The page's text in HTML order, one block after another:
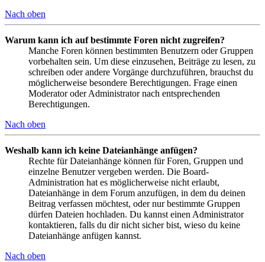
Nach oben
Warum kann ich auf bestimmte Foren nicht zugreifen?
Manche Foren können bestimmten Benutzern oder Gruppen
vorbehalten sein. Um diese einzusehen, Beiträge zu lesen, zu
schreiben oder andere Vorgänge durchzuführen, brauchst du
möglicherweise besondere Berechtigungen. Frage einen
Moderator oder Administrator nach entsprechenden
Berechtigungen.
Nach oben
Weshalb kann ich keine Dateianhänge anfügen?
Rechte für Dateianhänge können für Foren, Gruppen und
einzelne Benutzer vergeben werden. Die Board-
Administration hat es möglicherweise nicht erlaubt,
Dateianhänge in dem Forum anzufügen, in dem du deinen
Beitrag verfassen möchtest, oder nur bestimmte Gruppen
dürfen Dateien hochladen. Du kannst einen Administrator
kontaktieren, falls du dir nicht sicher bist, wieso du keine
Dateianhänge anfügen kannst.
Nach oben